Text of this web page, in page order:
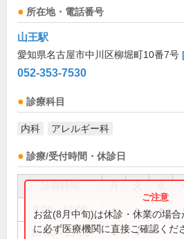
所在地・電話番号
山王駅
愛知県名古屋市中川区柳堀町10番7号
052-353-7530
診療科目
内科 アレルギー科
診療/受付時間・休診日
9:00～12:00 ● ● ●
16:00～19:00 ● ●
お盆(8月中旬)は休診・休業の場
に必ず医療機関に直接ご確認くだ